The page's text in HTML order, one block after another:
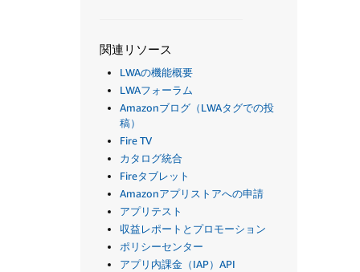
関連リソース
LWAの機能概要
LWAフォーラム
Amazonブログ（LWAタグでの投
稿）
Fire TV
カタログ統合
Fireタブレット
Amazonアプリストアへの申請
アプリテスト
収益レポートとプロモーション
ポリシーセンター
アプリ内課金（IAP）API